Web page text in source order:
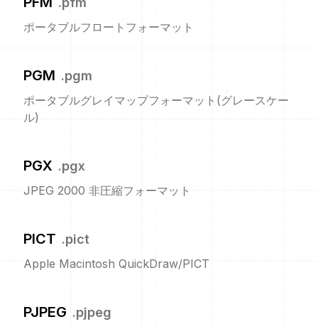
ポータブルフロートフォーマット
PGM .pgm
ポータブルグレイマップフォーマット(グレースケー
ル)
PGX .pgx
JPEG 2000 非圧縮フォーマット
PICT .pict
Apple Macintosh QuickDraw/PICT
PJPEG .pjpeg